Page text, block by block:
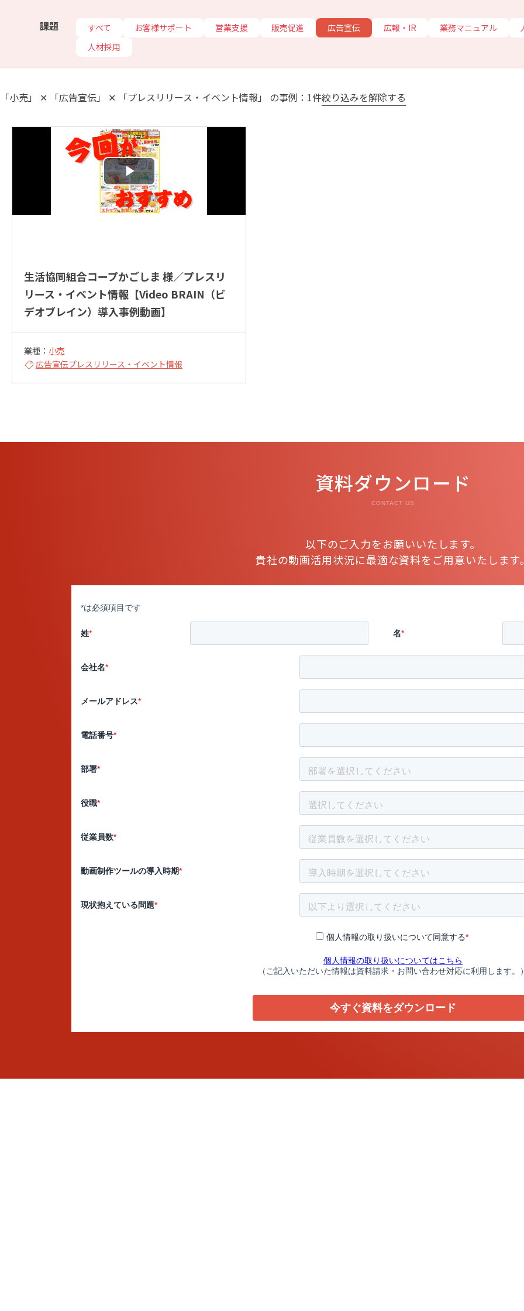
課題 すべて お客様サポート 営業支援 販売促進 広告宣伝 広報・IR 業務マニュアル
人材採用
「小売」 ✕ 「広告宣伝」 ✕ 「プレスリリース・イベント情報」 の事例：1件絞り込みを解除する
生活協同組合コープかごしま 様／プレスリ
リース・イベント情報【Video BRAIN（ビ
デオブレイン）導入事例動画】
業種： 小売
広告宣伝プレスリリース・イベント情報
資料ダウンロード
CONTACT US
以下のご入力をお願いいたします。
貴社の動画活用状況に最適な資料をご用意いたします